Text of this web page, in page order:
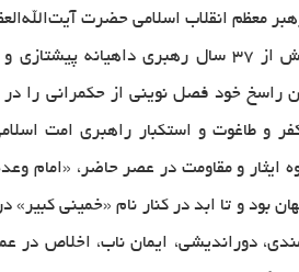
رهبر معظم انقلاب اسلامی حضرت
از ۳۷ سال رهبری داهیانه پیشتازی
راسخ خود فصل نوینی از حکمرانی را در
کفر و طاغوت و استکبار راهبری امت
ایثار و مقاومت در عصر حاضر، «امام
بود و تا ابد در کنار نام «خمینی
دوراندیشی، ایمان ناب، اخلاص در